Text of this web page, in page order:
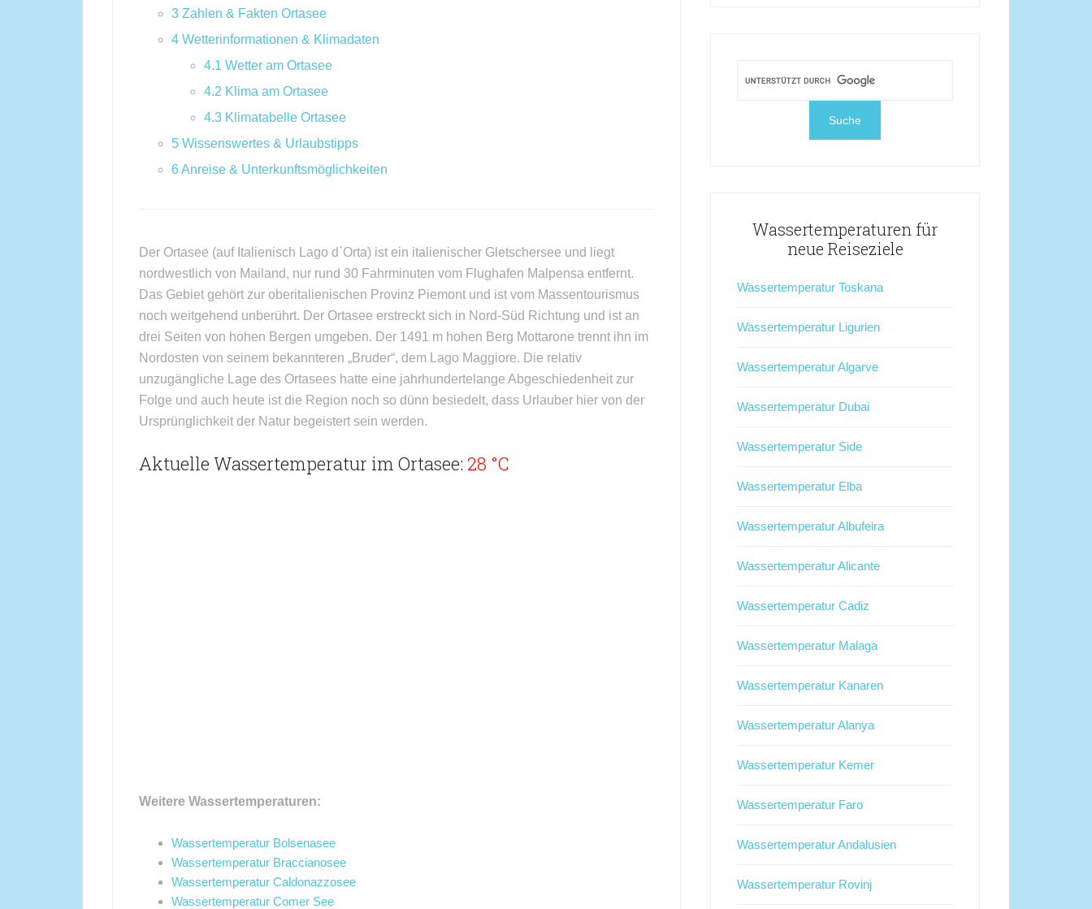
3 Zahlen & Fakten Ortasee
4 Wetterinformationen & Klimadaten
4.1 Wetter am Ortasee
4.2 Klima am Ortasee
4.3 Klimatabelle Ortasee
5 Wissenswertes & Urlaubstipps
6Anreise & Unterkunftsmöglichkeiten
Der Ortasee (auf Italienisch Lago d`Orta) ist ein italienischer Gletschersee und liegt
nordwestlich von Mailand, nur rund 30 Fahrminuten vom Flughafen Malpensa entfernt.
Das Gebiet gehört zur oberitalienischen Provinz Piemont und ist vom Massentourismus
noch weitgehend unberührt. Der Ortasee erstreckt sich in Nord-Süd Richtung und ist an
drei Seiten von hohen Bergen umgeben. Der 1491 m hohen Berg Mottarone trennt ihn im
Nordosten von seinem bekannteren „Bruder“, dem Lago Maggiore. Die relativ
unzugängliche Lage des Ortasees hatte eine jahrhundertelange Abgeschiedenheit zur
Folge und auch heute ist die Region noch so dünn besiedelt, dass Urlauber hier von der
Ursprünglichkeit der Natur begeistert sein werden.
Aktuelle Wassertemperatur im Ortasee: 28 °C
Weitere Wassertemperaturen:
Wassertemperatur Bolsenasee
Wassertemperatur Braccianosee
Wassertemperatur Caldonazzosee
Wassertemperatur Comer See
Wassertemperaturen für
neue Reiseziele
Wassertemperatur Toskana
Wassertemperatur Ligurien
Wassertemperatur Algarve
Wassertemperatur Dubai
Wassertemperatur Side
Wassertemperatur Elba
Wassertemperatur Albufeira
Wassertemperatur Alicante
Wassertemperatur Cadiz
Wassertemperatur Malaga
Wassertemperatur Kanaren
Wassertemperatur Alanya
Wassertemperatur Kemer
Wassertemperatur Faro
Wassertemperatur Andalusien
Wassertemperatur Rovinj